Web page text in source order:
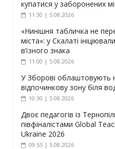
купатися у заборонених
11:30 | 5.08.2026
«Нинішня табличка не
міста»: у Скалаті
в’їзного знака
11:00 | 5.08.2026
У Зборові облаштовують
відпочинкову зону біля
10:30 | 5.08.2026
Двоє педагогів із
півфіналістами Global
Ukraine 2026
09:55 | 5.08.2026